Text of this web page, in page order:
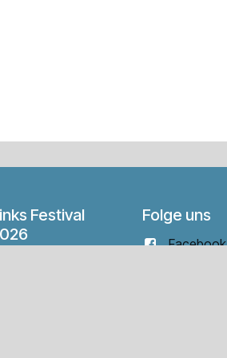
Festival
Folge uns
Facebook